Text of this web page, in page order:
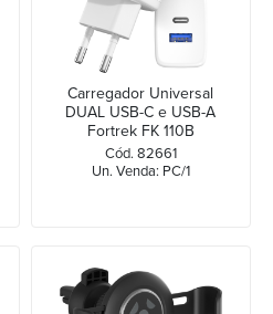
Carregador Universal
DUAL USB-C e USB-A
Fortrek FK 110B
Cód. 82661
Un. Venda: PC/1